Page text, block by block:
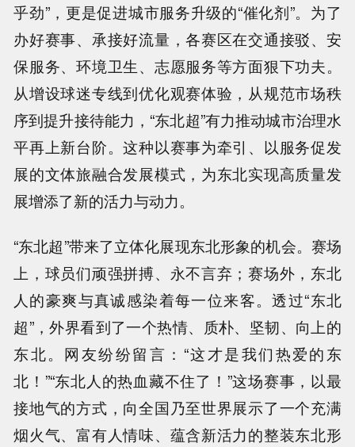
乎劲”，更是促进城市服务升级的“催化剂”。为了
办好赛事、承接好流量，各赛区在交通接驳、安
保服务、环境卫生、志愿服务等方面狠下功夫。
从增设球迷专线到优化观赛体验，从规范市场秩
序到提升接待能力，“东北超”有力推动城市治理水
平再上新台阶。这种以赛事为牵引、以服务促发
展的文体旅融合发展模式，为东北实现高质量发
展增添了新的活力与动力。
“东北超”带来了立体化展现东北形象的机会。赛场
上，球员们顽强拼搏、永不言弃；赛场外，东北
人的豪爽与真诚感染着每一位来客。透过“东北
超”，外界看到了一个热情、质朴、坚韧、向上的
东北。网友纷纷留言：“这才是我们热爱的东
北！”“东北人的热血藏不住了！”这场赛事，以最
接地气的方式，向全国乃至世界展示了一个充满
烟火气、富有人情味、蕴含新活力的整装东北形